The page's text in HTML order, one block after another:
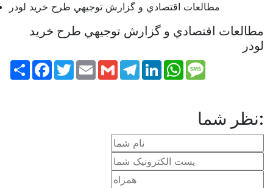
مطالعات اقتصادي و گزارش توجيهي طرح خريد لودر
مطالعات اقتصادي و گزارش توجيهي طرح خريد
لودر
ShareFacebook
TwitterEmailGmailTelegramLinkedInWhatsApp
نظر شما: